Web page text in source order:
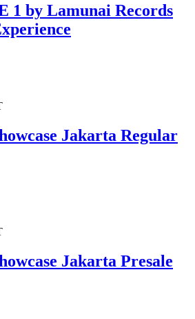
1 by Lamunai Records
Jakarta Regular
Jakarta Presale